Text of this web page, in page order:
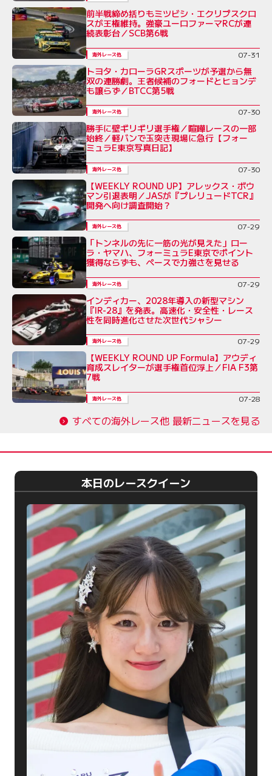
前半戦締め括りもミツビシ・エクリプスクロ
スが王権維持。強豪ユーロファーマRCが連
続表彰台／SCB第6戦
海外レース他 07-31
トヨタ・カローラGRスポーツが予選から無
双の連勝劇。王者候補のフォードとヒョンデ
も譲らず／BTCC第5戦
海外レース他 07-30
勝手に壁ギリギリ選手権／喧嘩レースの一部
始終／軽バンで玉突き現場に急行【フォー
ミュラE東京写真日記】
海外レース他 07-30
【WEEKLY ROUND UP】アレックス・ボウ
マン引退表明／JASが『プレリュードTCR』
開発へ向け調査開始？
海外レース他 07-29
「トンネルの先に一筋の光が見えた」ロー
ラ・ヤマハ、フォーミュラE東京でポイント
獲得ならずも、ペースで力強さを見せる
海外レース他 07-29
インディカー、2028年導入の新型マシン
『IR-28』を発表。高速化・安全性・レース
性を同時進化させた次世代シャシー
海外レース他 07-29
【WEEKLY ROUND UP Formula】アウディ
育成スレイターが選手権首位浮上／FIA F3第
7戦
海外レース他 07-28
すべての海外レース他 最新ニュースを見る
本日のレースクイーン